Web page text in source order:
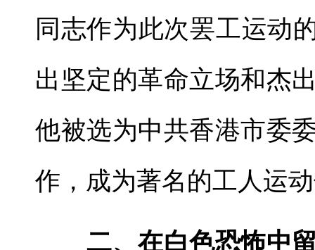
同志作为此次罢工运动
出坚定的革命立场和杰
他被选为中共香港市委
作，成为著名的工人运
二、在白色恐怖中留